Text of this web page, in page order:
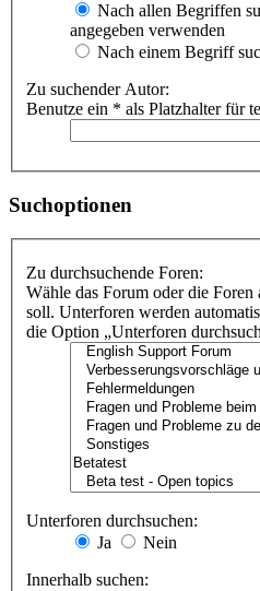
Nach allen Begriffen
angegeben verwenden
Nach einem Begriff
Zu suchender Autor:
Benutze ein * als Platzhalter für
Suchoptionen
Zu durchsuchende Foren:
Wähle das Forum oder die Foren
soll. Unterforen werden
die Option „Unterforen
Unterforen durchsuchen:
Ja
Nein
Innerhalb suchen: